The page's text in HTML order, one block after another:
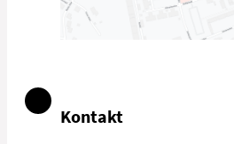
Kontakt